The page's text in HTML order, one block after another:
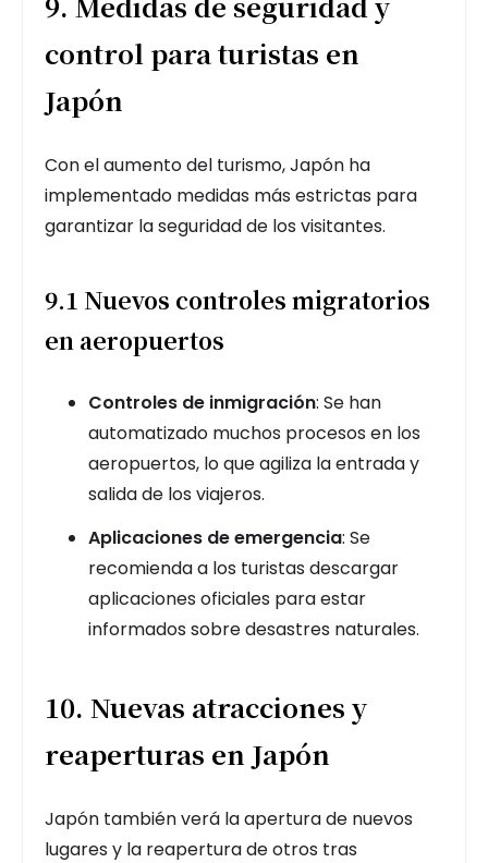
control para turistas en
Japón
Con el aumento del turismo, Japón ha
implementado medidas más estrictas para
garantizar la seguridad de los visitantes.
9.1 Nuevos controles migratorios
en aeropuertos
Controles de inmigración: Se han
automatizado muchos procesos en los
aeropuertos, lo que agiliza la entrada y
salida de los viajeros.
Aplicaciones de emergencia: Se
recomienda a los turistas descargar
aplicaciones oficiales para estar
informados sobre desastres naturales.
10. Nuevas atracciones y
reaperturas en Japón
Japón también verá la apertura de nuevos
lugares y la reapertura de otros tras